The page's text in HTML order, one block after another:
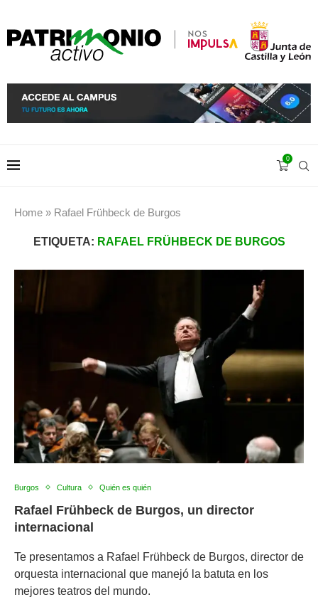
0
Home » Rafael Frühbeck de Burgos
ETIQUETA: RAFAEL FRÜHBECK DE BURGOS
Burgos Cultura Quién es quién
Rafael Frühbeck de Burgos, un director
internacional
Te presentamos a Rafael Frühbeck de Burgos, director de
orquesta internacional que manejó la batuta en los
mejores teatros del mundo.